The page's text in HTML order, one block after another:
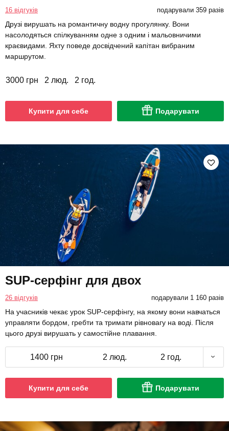
16 відгуків подарували 359 разів
Друзі вирушать на романтичну водну прогулянку. Вони
насолодяться спілкуванням одне з одним і мальовничими
краєвидами. Яхту поведе досвідчений капітан вибраним
маршрутом.
3000 грн 2 люд. 2 год.
Купити для себе Подарувати
SUP-серфінг для двох
26 відгуків подарували 1 160 разів
На учасників чекає урок SUP-серфінгу, на якому вони навчаться
управляти бордом, гребти та тримати рівновагу на воді. Після
цього друзі вирушать у самостійне плавання.
1400 грн 2 люд. 2 год.
Купити для себе Подарувати